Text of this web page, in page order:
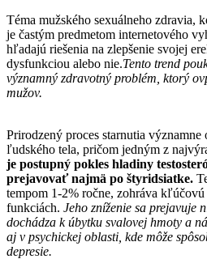
Téma mužského sexuálneho zdravia,
je častým predmetom internetového
hľadajú riešenia na zlepšenie svojej
dysfunkciou alebo nie.Tento trend
významný zdravotný problém, ktorý
mužov.
Prirodzený proces starnutia
ľudského tela, pričom jedným z
je postupný pokles hladiny
prejavovať najmä po štyridsiatke.
tempom 1-2% ročne, zohráva
funkciách. Jeho zníženie sa prejavuje
dochádza k úbytku svalovej hmoty a
aj v psychickej oblasti, kde môže
depresie.